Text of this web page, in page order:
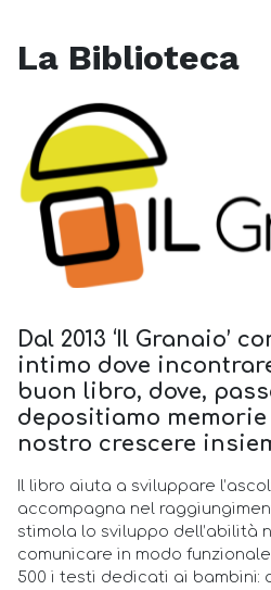
La Biblioteca
Dal 2013 ‘Il Granaio’
intimo dove
buon libro, dove,
depositiamo
nostro crescere
Il libro aiuta a sviluppare
accompagna nel
stimola lo sviluppo dell’abilità
comunicare in modo
500 i testi dedicati ai bambini: